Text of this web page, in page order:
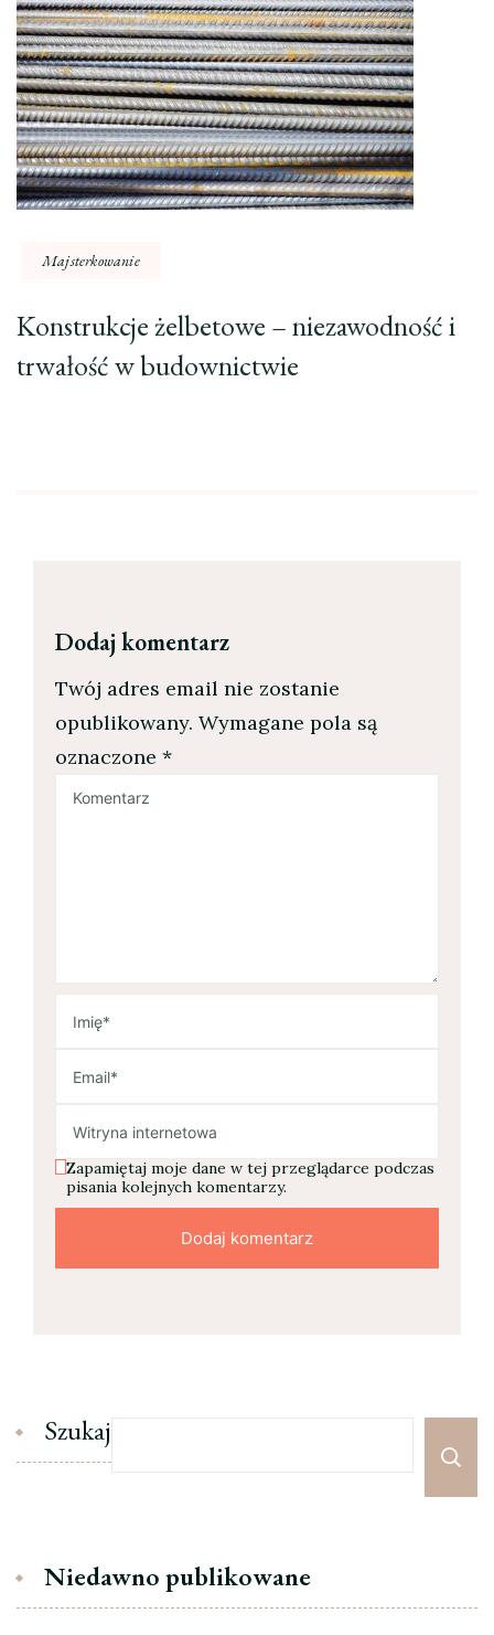
Majsterkowanie
Konstrukcje żelbetowe – niezawodność i
trwałość w budownictwie
Dodaj komentarz
Twój adres email nie zostanie
opublikowany. Wymagane pola są
oznaczone *
Zapamiętaj moje dane w tej przeglądarce podczas
pisania kolejnych komentarzy.
Szukaj
Niedawno publikowane